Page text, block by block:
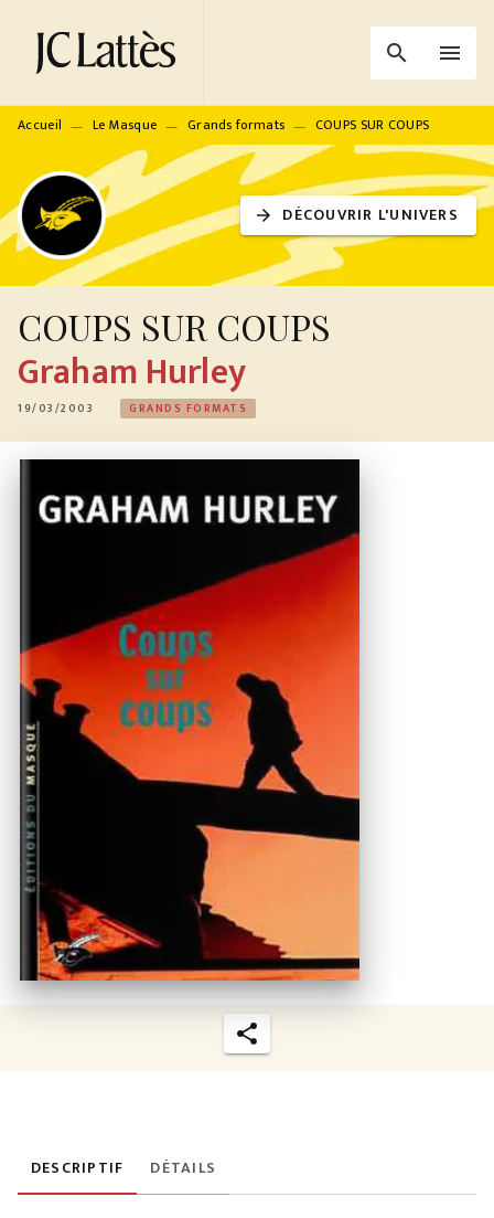
MENU RECHERCHE
PIED DE PAGE
search menu
Accueil — Le Masque — Grands formats — COUPS SUR COUPS
arrow_forward DÉCOUVRIR L'UNIVERS
COUPS SUR COUPS
Graham Hurley
19/03/2003 GRANDS FORMATS
DESCRIPTIF DÉTAILS